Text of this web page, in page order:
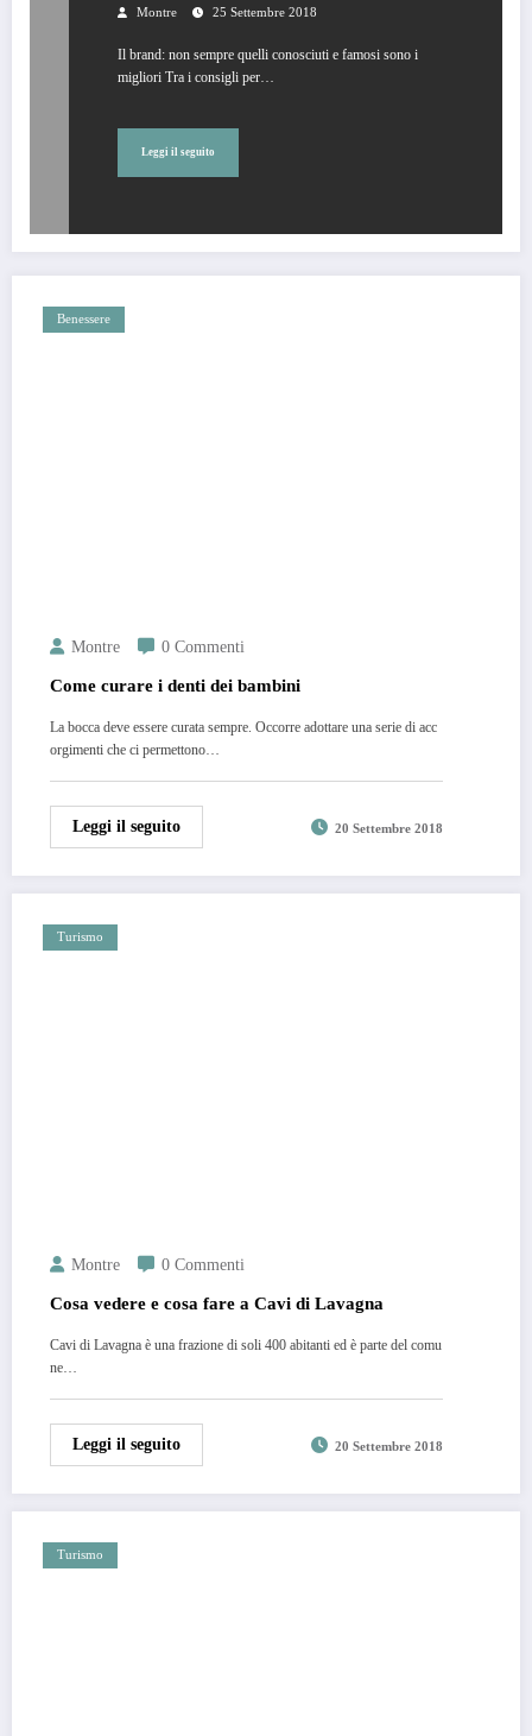
Montre 25 Settembre 2018
Il brand: non sempre quelli conosciuti e famosi sono i
migliori Tra i consigli per…
Leggi il seguito
Benessere
Montre 0 Commenti
Come curare i denti dei bambini
La bocca deve essere curata sempre. Occorre adottare una serie di acc
orgimenti che ci permettono…
Leggi il seguito 20 Settembre 2018
Turismo
Montre 0 Commenti
Cosa vedere e cosa fare a Cavi di Lavagna
Cavi di Lavagna è una frazione di soli 400 abitanti ed è parte del comu
ne…
Leggi il seguito 20 Settembre 2018
Turismo